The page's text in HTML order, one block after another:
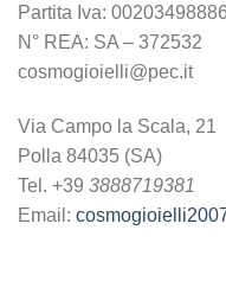
Partita Iva: 00203498886
N° REA: SA – 372532
cosmogioielli@pec.it
Via Campo la Scala, 21
Polla 84035 (SA)
Tel. +39 3888719381
Email: